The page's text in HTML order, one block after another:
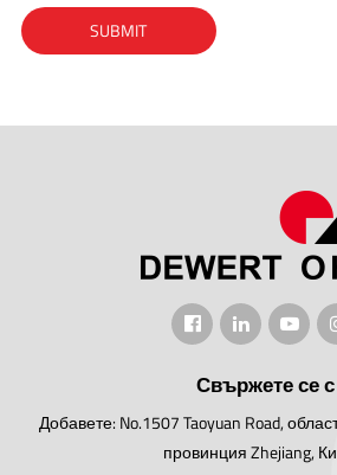
Свържете се с
Добавете: No.1507 Taoyuan Road,
провинция Zhejiang,